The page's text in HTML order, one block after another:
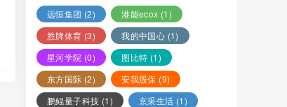
远恒集团 (2) 港能ecox (1)
胜牌体育 (3) 我的中国心 (1)
星河学院 (0) 图比特 (1)
东方国际 (2) 安我股保 (9)
鹏鲲量子科技 (1) 京采生活 (1)